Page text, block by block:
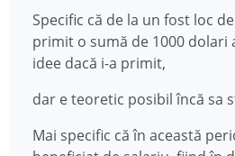
Specific că de la un fost loc
primit o sumă de 1000 dolari
idee dacă i-a primit,
dar e teoretic posibil încă sa
Mai specific că în această